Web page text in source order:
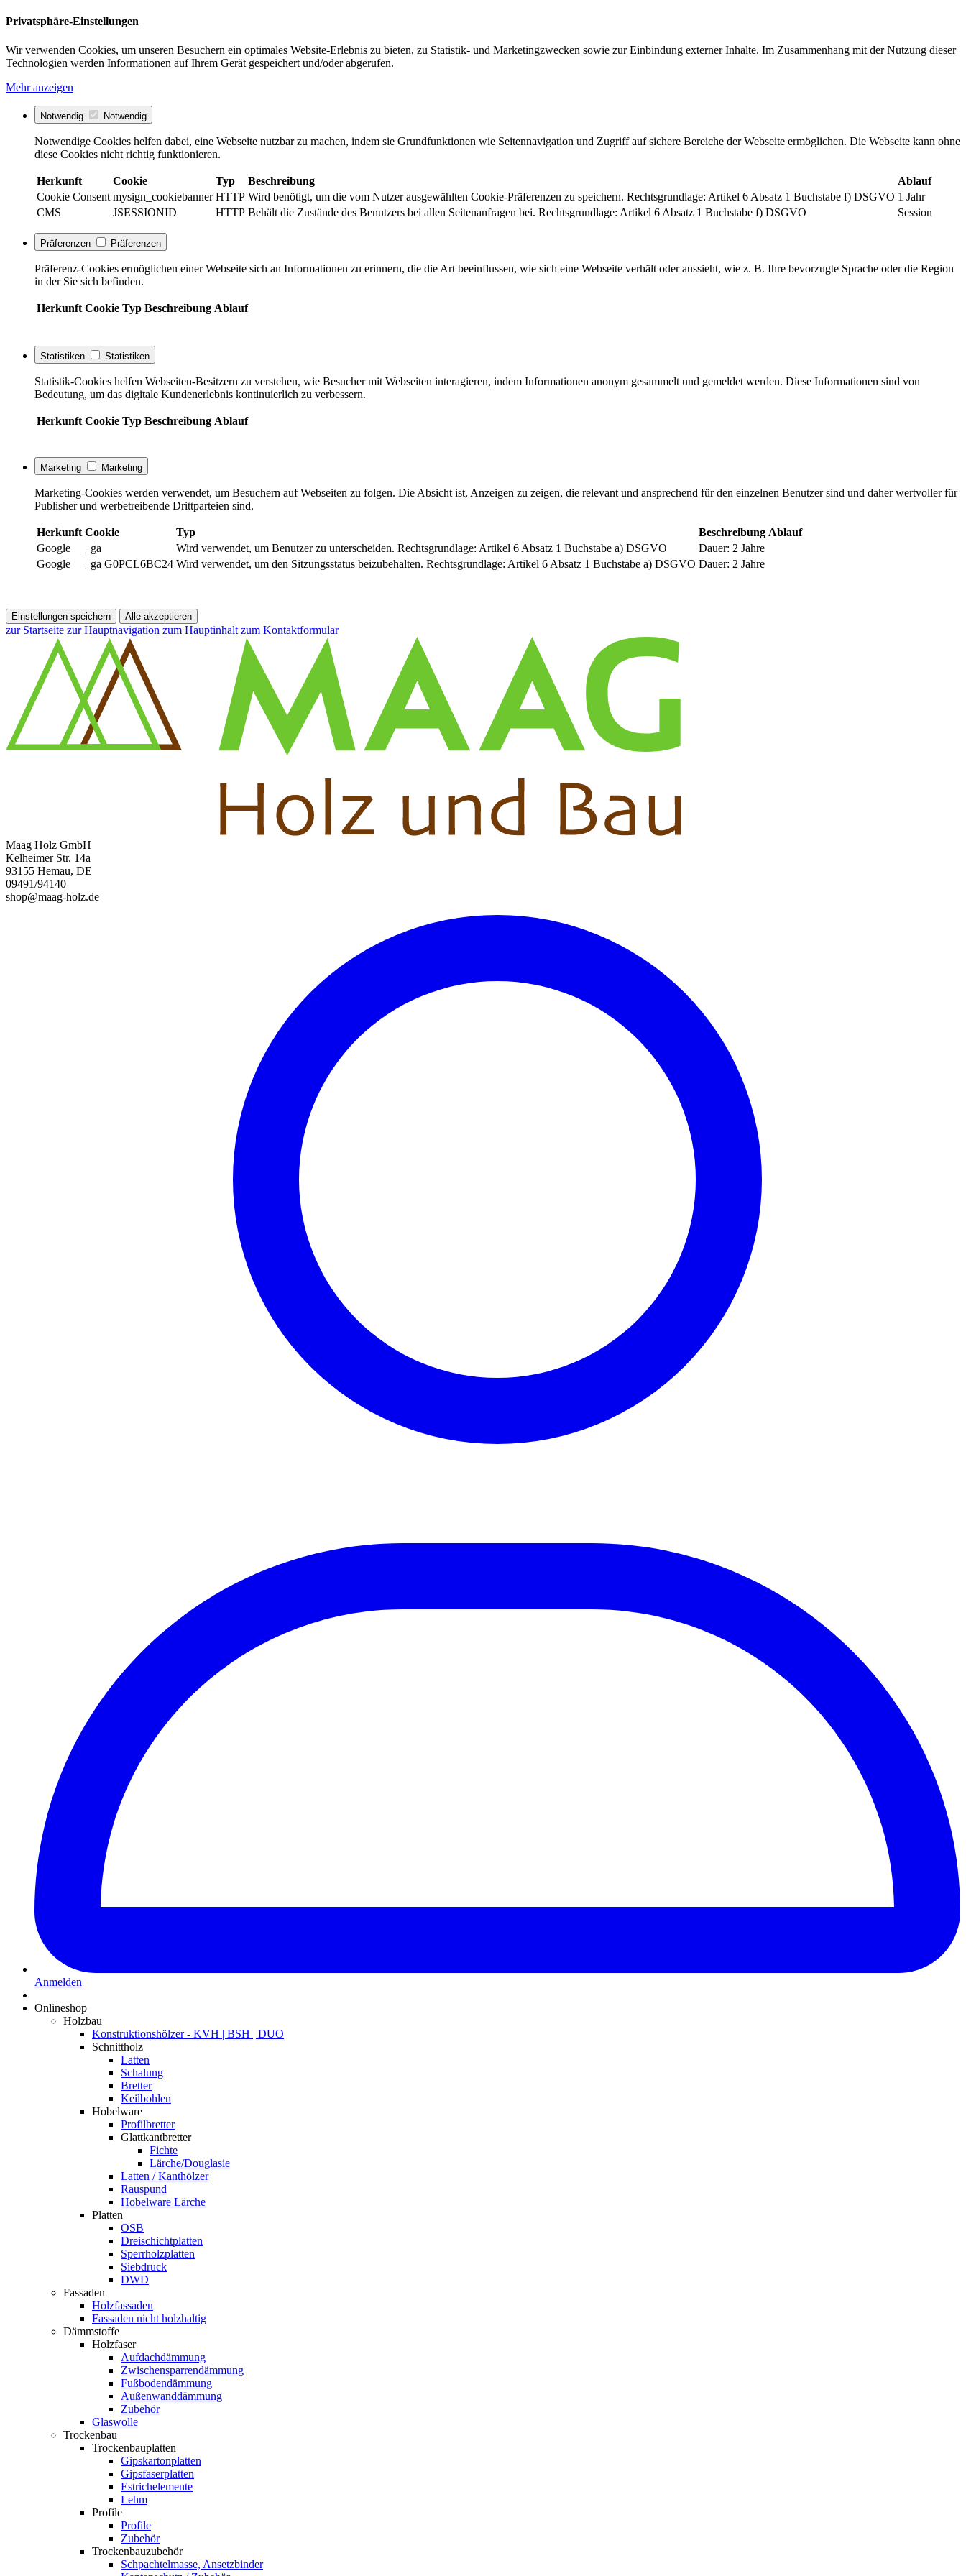
Privatsphäre-Einstellungen
Wir verwenden Cookies, um unseren Besuchern ein optimales Website-Erlebnis zu bieten, zu Statistik- und Marketingzwecken sowie zur Einbindung externer Inhalte. Im Zusammenhang mit der Nutzung dieser
Technologien werden Informationen auf Ihrem Gerät gespeichert und/oder abgerufen.
Mehr anzeigen
Notwendig Notwendig
Notwendige Cookies helfen dabei, eine Webseite nutzbar zu machen, indem sie Grundfunktionen wie Seitennavigation und Zugriff auf sichere Bereiche der Webseite ermöglichen. Die Webseite kann ohne
diese Cookies nicht richtig funktionieren.
Herkunft Cookie Typ Beschreibung
Ablauf
Cookie Consent mysign_cookiebanner HTTP Wird benötigt, um die vom Nutzer ausgewählten Cookie-Präferenzen zu speichern. Rechtsgrundlage: Artikel 6 Absatz 1 Buchstabe f) DSGVO 1 Jahr
CMS
JSESSIONID HTTP Behält die Zustände des Benutzers bei allen Seitenanfragen bei. Rechtsgrundlage: Artikel 6 Absatz 1 Buchstabe f) DSGVO Session
Präferenzen Präferenzen
Präferenz-Cookies ermöglichen einer Webseite sich an Informationen zu erinnern, die die Art beeinflussen, wie sich eine Webseite verhält oder aussieht, wie z. B. Ihre bevorzugte Sprache oder die Region
in der Sie sich befinden.
Herkunft Cookie Typ Beschreibung Ablauf
Statistiken Statistiken
Statistik-Cookies helfen Webseiten-Besitzern zu verstehen, wie Besucher mit Webseiten interagieren, indem Informationen anonym gesammelt und gemeldet werden. Diese Informationen sind von
Bedeutung, um das digitale Kundenerlebnis kontinuierlich zu verbessern.
Herkunft Cookie Typ Beschreibung Ablauf
Marketing Marketing
Marketing-Cookies werden verwendet, um Besuchern auf Webseiten zu folgen. Die Absicht ist, Anzeigen zu zeigen, die relevant und ansprechend für den einzelnen Benutzer sind und daher wertvoller für
Publisher und werbetreibende Drittparteien sind.
Herkunft Cookie Typ Beschreibung Ablauf
Google
_ga Wird verwendet, um Benutzer zu unterscheiden. Rechtsgrundlage: Artikel 6 Absatz 1 Buchstabe a) DSGVO
Dauer: 2 Jahre
Google
_ga G0PCL6BC24 Wird verwendet, um den Sitzungsstatus beizubehalten. Rechtsgrundlage: Artikel 6 Absatz 1 Buchstabe a) DSGVO Dauer: 2 Jahre
Einstellungen speichern Alle akzeptieren
zur Startseite zur Hauptnavigation zum Hauptinhalt zum Kontaktformular
Maag Holz GmbH
Kelheimer Str. 14a
93155 Hemau, DE
09491/94140
shop@maag-holz.de
Anmelden
Onlineshop
Holzbau
Konstruktionshölzer - KVH | BSH | DUO
Schnittholz
Latten
Schalung
Bretter
Keilbohlen
Hobelware
Profilbretter
Glattkantbretter
Fichte
Lärche/Douglasie
Latten / Kanthölzer
Rauspund
Hobelware Lärche
Platten
OSB
Dreischichtplatten
Sperrholzplatten
Siebdruck
DWD
Fassaden
Holzfassaden
Fassaden nicht holzhaltig
Dämmstoffe
Holzfaser
Aufdachdämmung
Zwischensparrendämmung
Fußbodendämmung
Außenwanddämmung
Zubehör
Glaswolle
Trockenbau
Trockenbauplatten
Gipskartonplatten
Gipsfaserplatten
Estrichelemente
Lehm
Profile
Profile
Zubehör
Trockenbauzubehör
Schpachtelmasse, Ansetzbinder